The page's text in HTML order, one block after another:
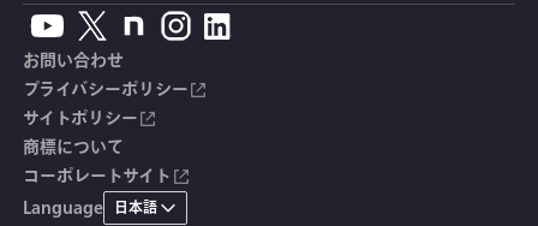
鉄筋計
沈下計
応力計
継目計
人体ダミー用センサ
自動車用計測システム
土木用計測システム
試験装置・システム
アクセサリ
製品・サービスTopics
オーダーメイド製品
生産終了製品
単位変換表
用語集
生産終了製品一覧
拠点情報
よくあるご質問
ソフトウェアバージョンアップ
総合カタログ
安全データシート（SDS）
CE適合品 受注・販売状況
お問い合わせ
プライバシーポリシー
サイトポリシー
商標について
コーポレートサイト
Language 日本語